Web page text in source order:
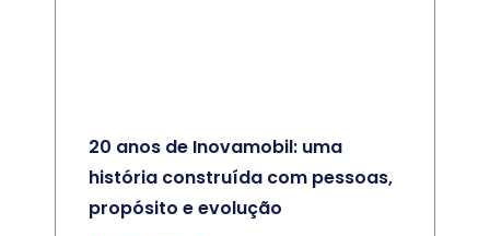
20 anos de Inovamobil: uma
história construída com pessoas,
propósito e evolução